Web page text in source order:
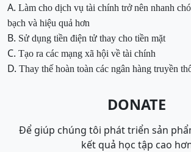
A. Làm cho dịch vụ tài chính trở nên nhanh
bạch và hiệu quả hơn
B. Sử dụng tiền điện tử thay cho tiền mặt
C. Tạo ra các mạng xã hội về tài chính
D. Thay thế hoàn toàn các ngân hàng truyền
DONATE
Để giúp chúng tôi phát triển sản
kết quả học tập cao